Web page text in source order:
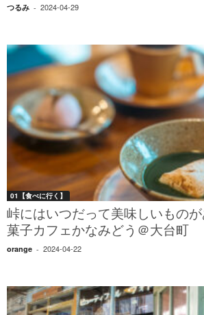
つるみ - 2024-04-29
01【食べに行く】
峠にはいつだって美味しいもの
菓子カフェかなみどう＠大台町
orange - 2024-04-22